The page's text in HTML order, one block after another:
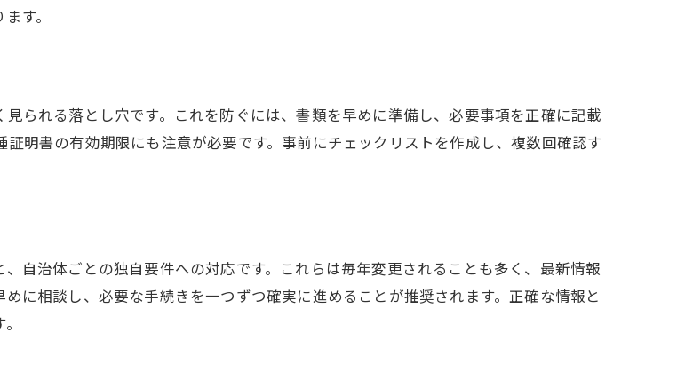
の最新日程やWeb受講のコツ
講習をWebで受ける際のポイント
免許更新に適した講習予約方法
合に生じるリスクと対応策
免許更新を怠るリスクとその影響
更新しない時に必要な手続きとは
免許更新未了でのトラブル事例紹介
す。
られる落とし穴です。これを防ぐには、書類を早めに準備し、必要事項を正確に記載
明書の有効期限にも注意が必要です。事前にチェックリストを作成し、複数回確認す
自治体ごとの独自要件への対応です。これらは毎年変更されることも多く、最新情報
に相談し、必要な手続きを一つずつ確実に進めることが推奨されます。正確な情報と